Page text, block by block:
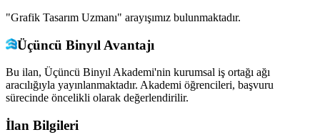
"Grafik Tasarım Uzmanı" arayışımız bulunmaktadır.
Üçüncü Binyıl Avantajı
Bu ilan, Üçüncü Binyıl Akademi'nin kurumsal iş ortağı ağı
aracılığıyla yayınlanmaktadır. Akademi öğrencileri, başvuru
sürecinde öncelikli olarak değerlendirilir.
İlan Bilgileri